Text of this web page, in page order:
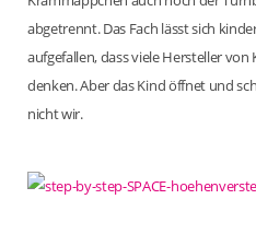
abgetrennt. Das Fach lässt sich
aufgefallen, dass viele Hersteller
denken. Aber das Kind öffnet und
nicht wir.